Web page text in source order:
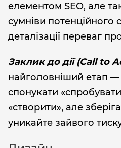
елементом SEO, але
сумніви потенційного
деталізації переваг
Заклик до дії (Call to
найголовніший етап
спонукати
«створити», але
уникайте зайвого